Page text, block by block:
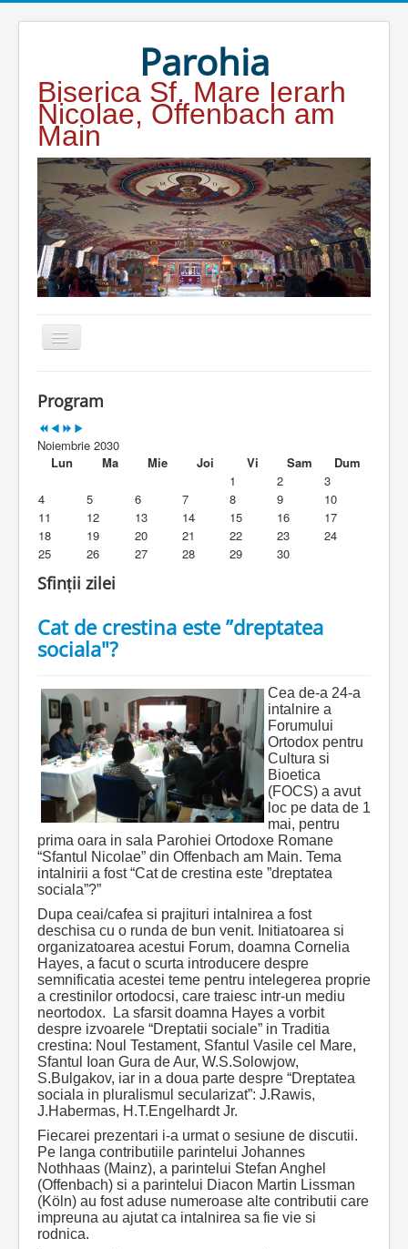
Parohia
Biserica Sf. Mare Ierarh
Nicolae, Offenbach am
Main
Duhovnicesti
Alte legaturi
Biblioteca Parohiei
Foaia Parohiei
Activitati copii si tineri
Program
Noiembrie 2030
Lun
Ma Mie Joi Vi Sam
Dum
1
2
3
4
5 6 7 8 9
10
11
12 13 14 15 16
17
18
19 20 21 22 23
24
25
26 27 28 29 30
Sfinții zilei
Cat de crestina este ”dreptatea
sociala"?
Cea de-a 24-a
intalnire a
Forumului
Ortodox pentru
Cultura si
Bioetica
(FOCS) a avut
loc pe data de 1
mai, pentru
prima oara in sala Parohiei Ortodoxe Romane
“Sfantul Nicolae” din Offenbach am Main. Tema
intalnirii a fost “Cat de crestina este ”dreptatea
sociala”?”
Dupa ceai/cafea si prajituri intalnirea a fost
deschisa cu o runda de bun venit. Initiatoarea si
organizatoarea acestui Forum, doamna Cornelia
Hayes, a facut o scurta introducere despre
semnificatia acestei teme pentru intelegerea proprie
a crestinilor ortodocsi, care traiesc intr-un mediu
neortodox. La sfarsit doamna Hayes a vorbit
despre izvoarele “Dreptatii sociale” in Traditia
crestina: Noul Testament, Sfantul Vasile cel Mare,
Sfantul Ioan Gura de Aur, W.S.Solowjow,
S.Bulgakov, iar in a doua parte despre “Dreptatea
sociala in pluralismul secularizat”: J.Rawis,
J.Habermas, H.T.Engelhardt Jr.
Fiecarei prezentari i-a urmat o sesiune de discutii.
Pe langa contributiile parintelui Johannes
Nothhaas (Mainz), a parintelui Stefan Anghel
(Offenbach) si a parintelui Diacon Martin Lissman
(Köln) au fost aduse numeroase alte contributii care
impreuna au ajutat ca intalnirea sa fie vie si
rodnica.